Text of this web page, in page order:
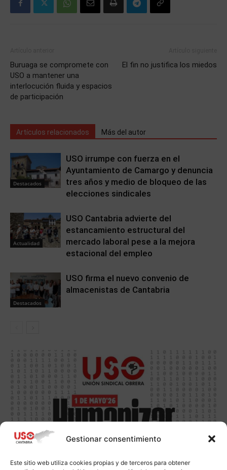
Gestionar consentimiento
Este sitio web utiliza cookies propias y de terceros para obtener
Buruaga se compromete con
USO a mantener una
interlocución fluida y espacios
de participación
El fin no justifica los miedos
Artículos relacionados Más del autor
Destacados
USO irrumpe con fuerza en el
Ayuntamiento de Camargo y denuncia
tres años y medio de bloqueo de las
elecciones sindicales
Actualidad
USO Cantabria advierte del
estancamiento estructural del
mercado laboral pese a la mejora
estacional del empleo
Destacados
USO firma el nuevo convenio de
almacenistas de Cantabria